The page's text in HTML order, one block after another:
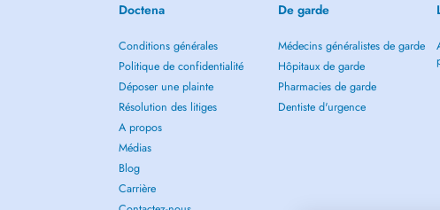
Doctena
Conditions générales
Politique de confidentialité
Déposer une plainte
Résolution des litiges
A propos
Médias
Blog
Carrière
De garde
Médecins généralistes de garde
Hôpitaux de garde
Pharmacies de garde
Dentiste d'urgence